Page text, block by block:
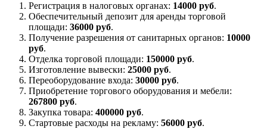
Регистрация в налоговых органах: 14000 руб.
Обеспечительный депозит для аренды торговой
площади: 36000 руб.
Получение разрешения от санитарных органов: 10000
руб.
Отделка торговой площади: 150000 руб.
Изготовление вывески: 25000 руб.
Переоборудование входа: 30000 руб.
Приобретение торгового оборудования и мебели:
267800 руб.
Закупка товара: 400000 руб.
Стартовые расходы на рекламу: 56000 руб.